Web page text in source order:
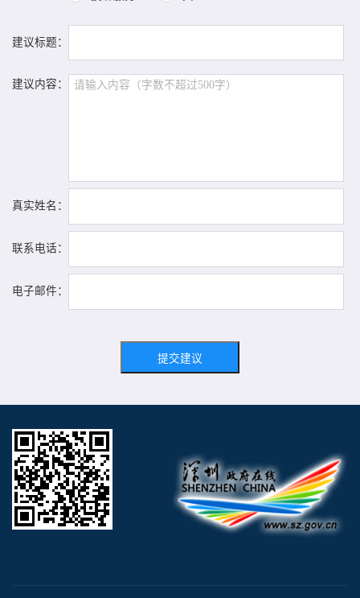
建议标题：
建议内容：
真实姓名：
联系电话：
电子邮件：
提交建议